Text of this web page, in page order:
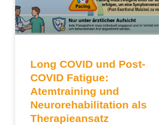
Long COVID und Post-
COVID Fatigue:
Atemtraining und
Neurorehabilitation als
Therapieansatz